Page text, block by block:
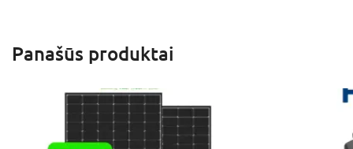
Panašūs produktai